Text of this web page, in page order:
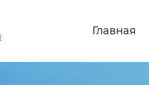
Главная